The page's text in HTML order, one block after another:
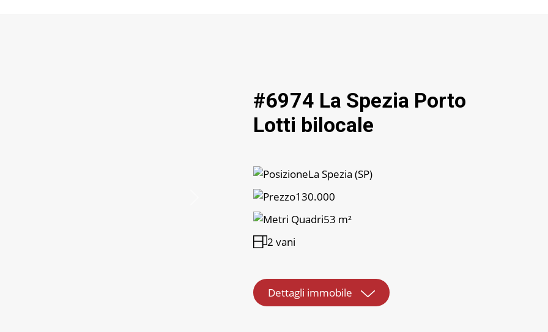
#6974 La Spezia Porto
Lotti bilocale
La Spezia (SP)
130.000
53 m²
2 vani
Dettagli immobile